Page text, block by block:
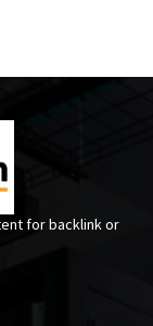
for backlink or